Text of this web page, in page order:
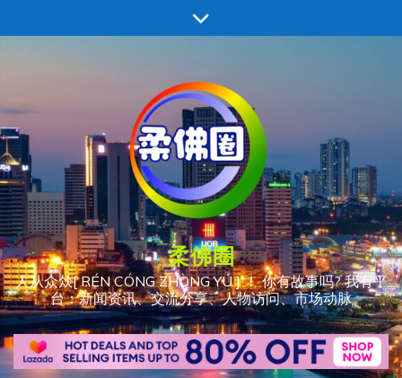
至
柔佛圈
人从众𠈌[ RÉN CÓNG ZHÒNG YÚ ] ！ 你有故事吗? 我有平
台：新闻资讯、交流分享、人物访问、市场动脉